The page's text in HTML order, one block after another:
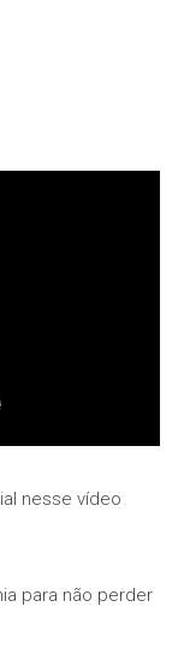
nesse vídeo
para não perder